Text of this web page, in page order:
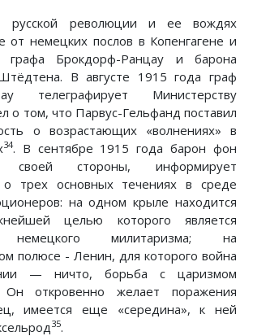
русской революции и ее вождях
от немецких послов в Копенгагене и
Брокдорф-Ранцау и барона
В августе 1915 года граф
телеграфирует Министерству
о том, что Парвус-Гельфанд поставил
о возрастающих «волнениях» в
34. В сентябре 1915 года барон фон
стороны, информирует
о трех основных течениях в среде
на одном крыле находится
целью которого является
немецкого милитаризма; на
полюсе - Ленин, для которого война
— ничто, борьба с царизмом
Он откровенно желает поражения
имеется еще «середина», к ней
35.